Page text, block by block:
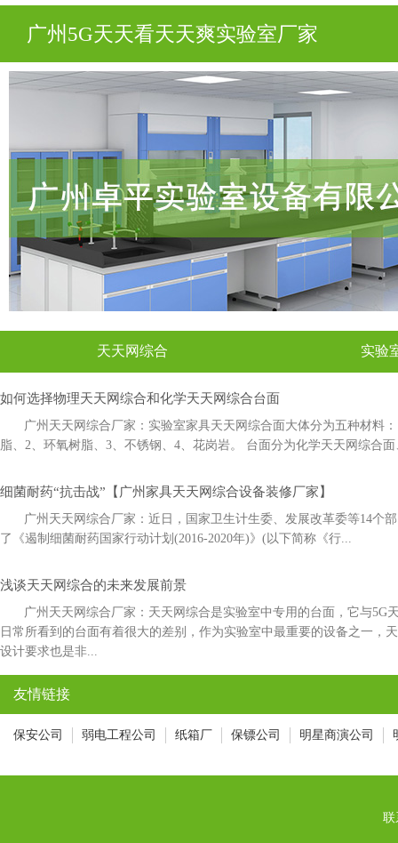
广州5G天天看天天爽实验室厂家
天天网综合 实验
如何选择物理天天网综合和化学天天网综合台面
广州天天网综合厂家：实验室家具天天网综合面大体分为五种材料：
脂、2、环氧树脂、3、不锈钢、4、花岗岩。 台面分为化学天天网综合面
细菌耐药“抗击战”【广州家具天天网综合设备装修厂家】
广州天天网综合厂家：近日，国家卫生计生委、发展改革委等14
了《遏制细菌耐药国家行动计划(2016-2020年)》(以下简称《行...
浅谈天天网综合的未来发展前景
广州天天网综合厂家：天天网综合是实验室中专用的台面，它与
日常所看到的台面有着很大的差别，作为实验室中最重要的设备之一，
设计要求也是非...
友情链接
保安公司 弱电工程公司 纸箱厂 保镖公司 明星商演公司
联